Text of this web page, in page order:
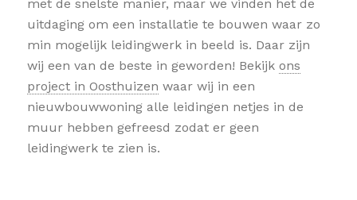
met de snelste manier, maar we vinden het de
uitdaging om een installatie te bouwen waar zo
min mogelijk leidingwerk in beeld is. Daar zijn
wij een van de beste in geworden! Bekijk ons
project in Oosthuizen waar wij in een
nieuwbouwwoning alle leidingen netjes in de
muur hebben gefreesd zodat er geen
leidingwerk te zien is.